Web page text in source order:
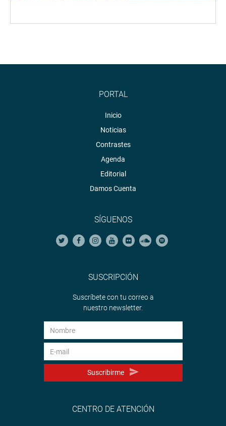
PORTAL
Inicio
Noticias
Contrastes
Agenda
Editorial
Damos Cuenta
SÍGUENOS
SUSCRIPCIÓN
Suscríbete con tu correo a
nuestro newsletter.
Suscribirme
CENTRO DE ATENCIÓN